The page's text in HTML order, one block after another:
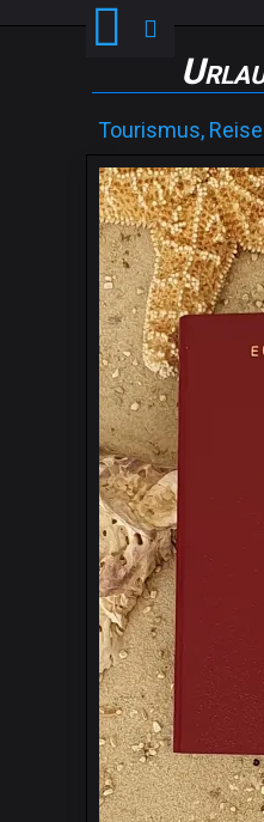
Tourismus,